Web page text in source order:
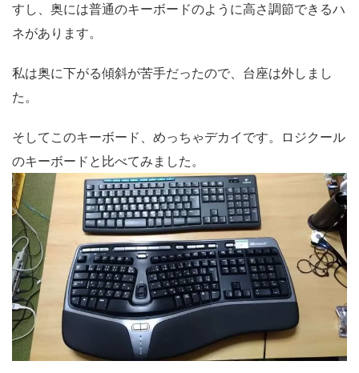
すし、奥には普通のキーボードのように高さ調節できるハ
ネがあります。
私は奥に下がる傾斜が苦手だったので、台座は外しまし
た。
そしてこのキーボード、めっちゃデカイです。ロジクール
のキーボードと比べてみました。